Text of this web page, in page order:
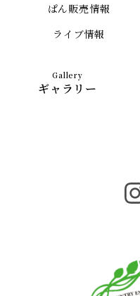
ぱん販売情報
ライブ情報
ギャラリー